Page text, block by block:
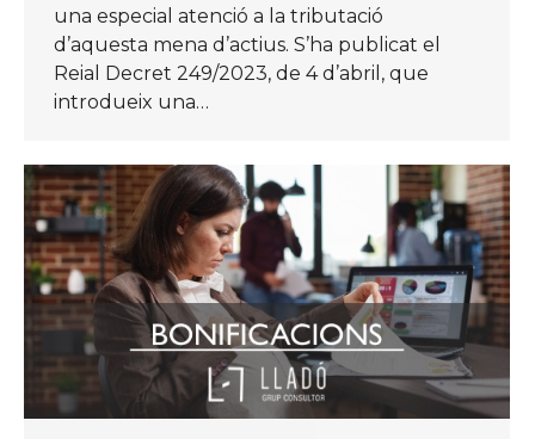
una especial atenció a la tributació
d’aquesta mena d’actius. S’ha publicat el
Reial Decret 249/2023, de 4 d’abril, que
introdueix una…